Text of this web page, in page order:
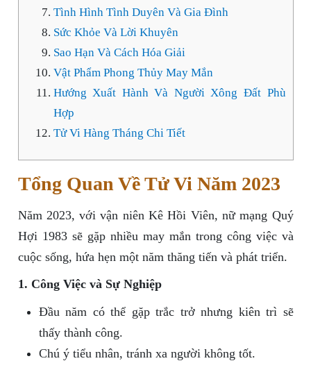
Tình Hình Tình Duyên Và Gia Đình
Sức Khỏe Và Lời Khuyên
Sao Hạn Và Cách Hóa Giải
Vật Phẩm Phong Thủy May Mắn
Hướng Xuất Hành Và Người Xông Đất Phù
Hợp
Tử Vi Hàng Tháng Chi Tiết
Tổng Quan Về Tử Vi Năm 2023
Năm 2023, với vận niên Kê Hồi Viên, nữ mạng Quý
Hợi 1983 sẽ gặp nhiều may mắn trong công việc và
cuộc sống, hứa hẹn một năm thăng tiến và phát triển.
1. Công Việc và Sự Nghiệp
Đầu năm có thể gặp trắc trở nhưng kiên trì sẽ
thấy thành công.
Chú ý tiểu nhân, tránh xa người không tốt.